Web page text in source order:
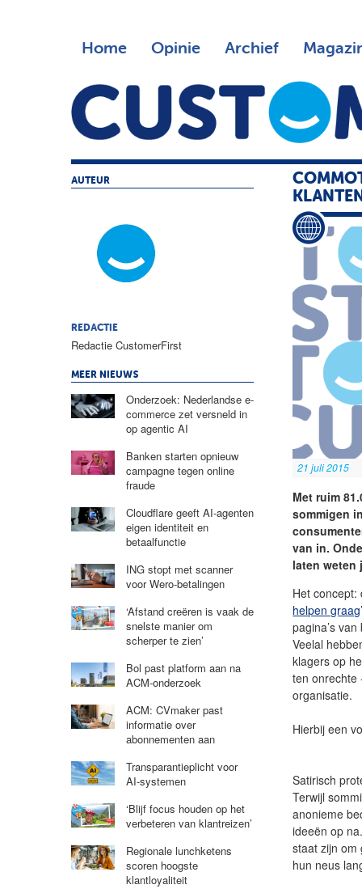
Home Opinie Archief
21 juli 2015
Met ruim
sommigen
van in.
laten weten
Het concept:
helpen graag
pagina’s
Veelal
klagers op
ten onrechte
organisatie.
Hierbij een
Satirisch
Terwijl
anonieme
ideeën op
staat zijn om
hun neus
AUTEUR
REDACTIE
Redactie CustomerFirst
MEER NIEUWS
Onderzoek: Nederlandse e-
commerce zet versneld in
op agentic AI
Banken starten opnieuw
campagne tegen online
fraude
Cloudflare geeft AI-agenten
eigen identiteit en
betaalfunctie
ING stopt met scanner
voor Wero-betalingen
‘Afstand creëren is vaak de
snelste manier om
scherper te zien’
Bol past platform aan na
ACM-onderzoek
ACM: CVmaker past
informatie over
abonnementen aan
Transparantieplicht voor
AI-systemen
‘Blijf focus houden op het
verbeteren van klantreizen’
Regionale lunchketens
scoren hoogste
klantloyaliteit